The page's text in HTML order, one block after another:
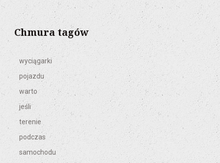
Chmura tagów
wyciągarki
pojazdu
warto
jeśli
terenie
podczas
samochodu